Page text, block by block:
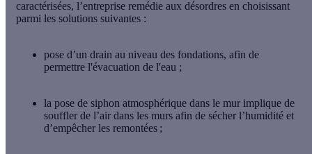
caractérisées, l’entreprise remédie aux désordres en choisissant
parmi les solutions suivantes :
pose d’un drain au niveau des fondations, afin de
permettre l'évacuation de l'eau ;
la pose de siphon atmosphérique dans le mur implique de
souffler de l’air dans les murs afin de sécher l’humidité et
d’empêcher les remontées ;